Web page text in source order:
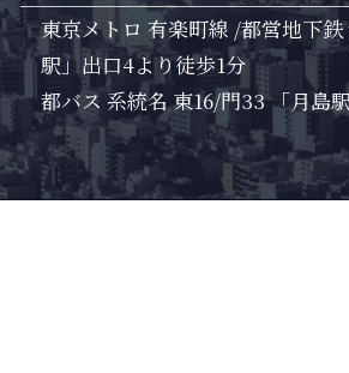
東京メトロ 有楽町線 /都営地下
駅」出口4より徒歩1分
都バス 系統名 東16/門33 「月島